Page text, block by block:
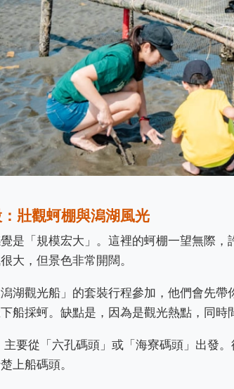
壯觀蚵棚與潟湖風光
是「規模宏大」。這裡的蚵棚一望無際
大，但景色非常開闊。
湖觀光船」的套裝行程參加，他們會先帶
船採蚵。缺點是，因為是觀光熱點，同時
主要從「六孔碼頭」或「海寮碼頭」出發
上船碼頭。